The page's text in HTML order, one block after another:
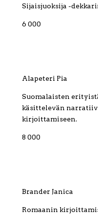
Sijaisjuoksija -
6 000
Alapeteri Pia
Suomalaisten
käsittelevän
kirjoittamiseen.
8 000
Brander Janica
Romaanin